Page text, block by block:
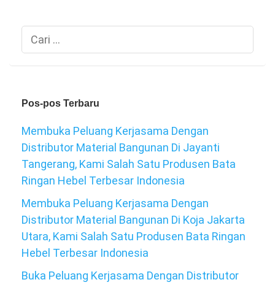
Cari
untuk:
Pos-pos Terbaru
Membuka Peluang Kerjasama Dengan
Distributor Material Bangunan Di Jayanti
Tangerang, Kami Salah Satu Produsen Bata
Ringan Hebel Terbesar Indonesia
Membuka Peluang Kerjasama Dengan
Distributor Material Bangunan Di Koja Jakarta
Utara, Kami Salah Satu Produsen Bata Ringan
Hebel Terbesar Indonesia
Buka Peluang Kerjasama Dengan Distributor